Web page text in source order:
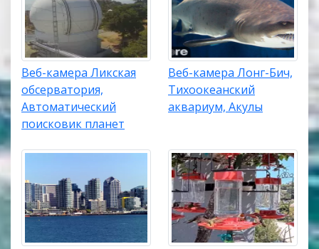
Веб-камера Ликская
обсерватория,
Автоматический
поисковик планет
Веб-камера Лонг-Бич,
Тихоокеанский
аквариум, Акулы